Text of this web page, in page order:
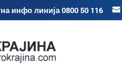
инфо линија 0800 50 116